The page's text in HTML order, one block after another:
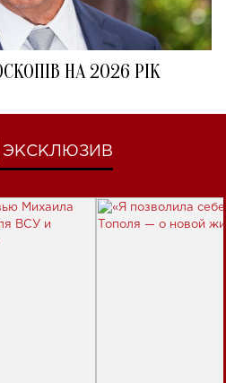
НА 2026 РІК
ЭКСКЛЮЗИВ